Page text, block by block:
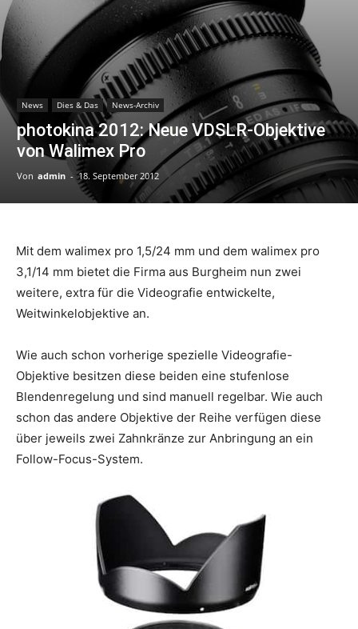
News Dies & Das News-Archiv
photokina 2012: Neue VDSLR-Objektive
von Walimex Pro
Von admin - 18. September 2012
Mit dem walimex pro 1,5/24 mm und dem walimex pro
3,1/14 mm bietet die Firma aus Burgheim nun zwei
weitere, extra für die Videografie entwickelte,
Weitwinkelobjektive an.
Wie auch schon vorherige spezielle Videografie-
Objektive besitzen diese beiden eine stufenlose
Blendenregelung und sind manuell regelbar. Wie auch
schon das andere Objektive der Reihe verfügen diese
über jeweils zwei Zahnkränze zur Anbringung an ein
Follow-Focus-System.